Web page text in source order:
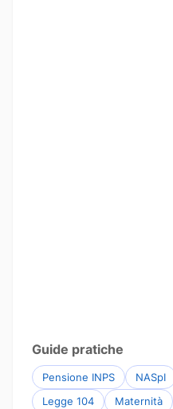
Guide pratiche
Pensione INPS NASpI
Legge 104
Maternità